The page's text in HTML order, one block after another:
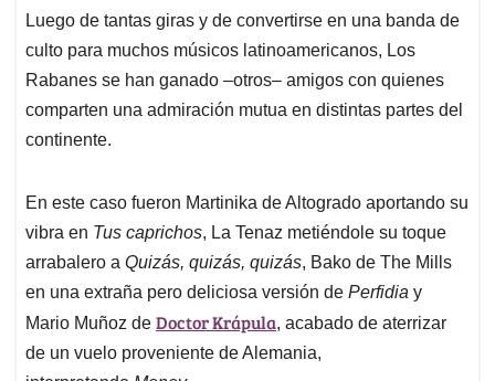
Luego de tantas giras y de convertirse en una banda de
culto para muchos músicos latinoamericanos, Los
Rabanes se han ganado –otros– amigos con quienes
comparten una admiración mutua en distintas partes del
continente.
En este caso fueron Martinika de Altogrado aportando su
vibra en Tus caprichos, La Tenaz metiéndole su toque
arrabalero a Quizás, quizás, quizás, Bako de The Mills
en una extraña pero deliciosa versión de Perfidia y
Mario Muñoz de Doctor Krápula, acabado de aterrizar
de un vuelo proveniente de Alemania,